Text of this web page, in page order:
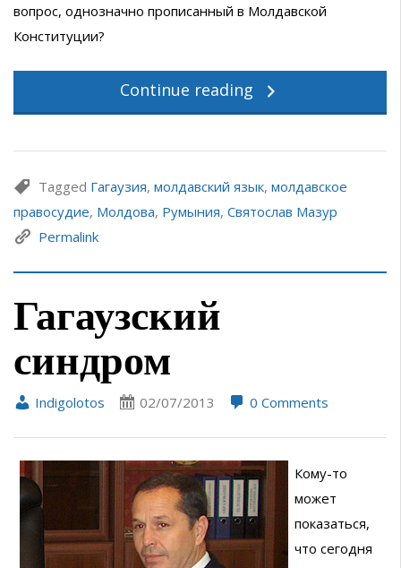
вопрос, однозначно прописанный в Молдавской
Конституции?
Continue reading
Tagged Гагаузия, молдавский язык, молдавское
правосудие, Молдова, Румыния, Святослав Мазур
Permalink
Гагаузский
синдром
Indigolotos 02/07/2013 0 Comments
Кому-то
может
показаться,
что сегодня